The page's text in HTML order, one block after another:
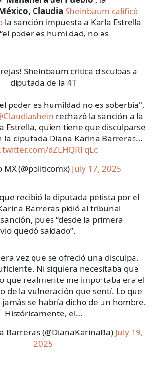
Claudia Sheinbaum calificó
la sanción impuesta a Karla Estrella
poder es humildad, no es
Sheinbaum critica disculpas a
diputada de la 4T
poder es humildad no es soberbia",
rechazó la sanción a la
Estrella, quien tiene que disculparse
la diputada Diana Karina Barreras…
dZLHQRFqLc
(@politicomx) July 17, 2025
recibió la diputada petista por el
Barreras pidió al tribunal
pues “desde la primera
quedó saldado”.
vez que se ofreció una disculpa,
Ni siquiera necesitaba que
que realmente me importaba era el
de la vulneración que sentí. Lo que
jamás se habría dicho de un hombre.
Históricamente, el…
Barreras (@DianaKarinaBa) July 19,
2025